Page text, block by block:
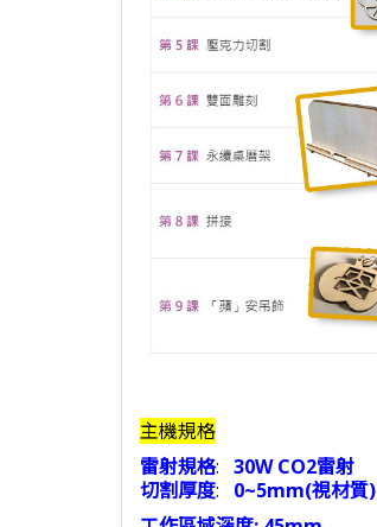
主機規格
雷射規格: 30W CO2雷射
切割厚度: 0~5mm(視材質)